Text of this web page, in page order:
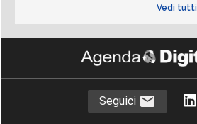
Vedi
Seguici